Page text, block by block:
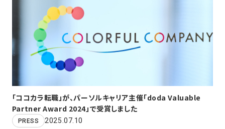
「ココカラ転職」が、パーソルキャリア主催「doda Valuable
Partner Award 2024」で受賞しました
PRESS 2025.07.10